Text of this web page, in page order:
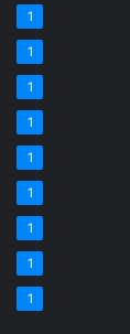
1
1
1
1
1
1
1
1
1